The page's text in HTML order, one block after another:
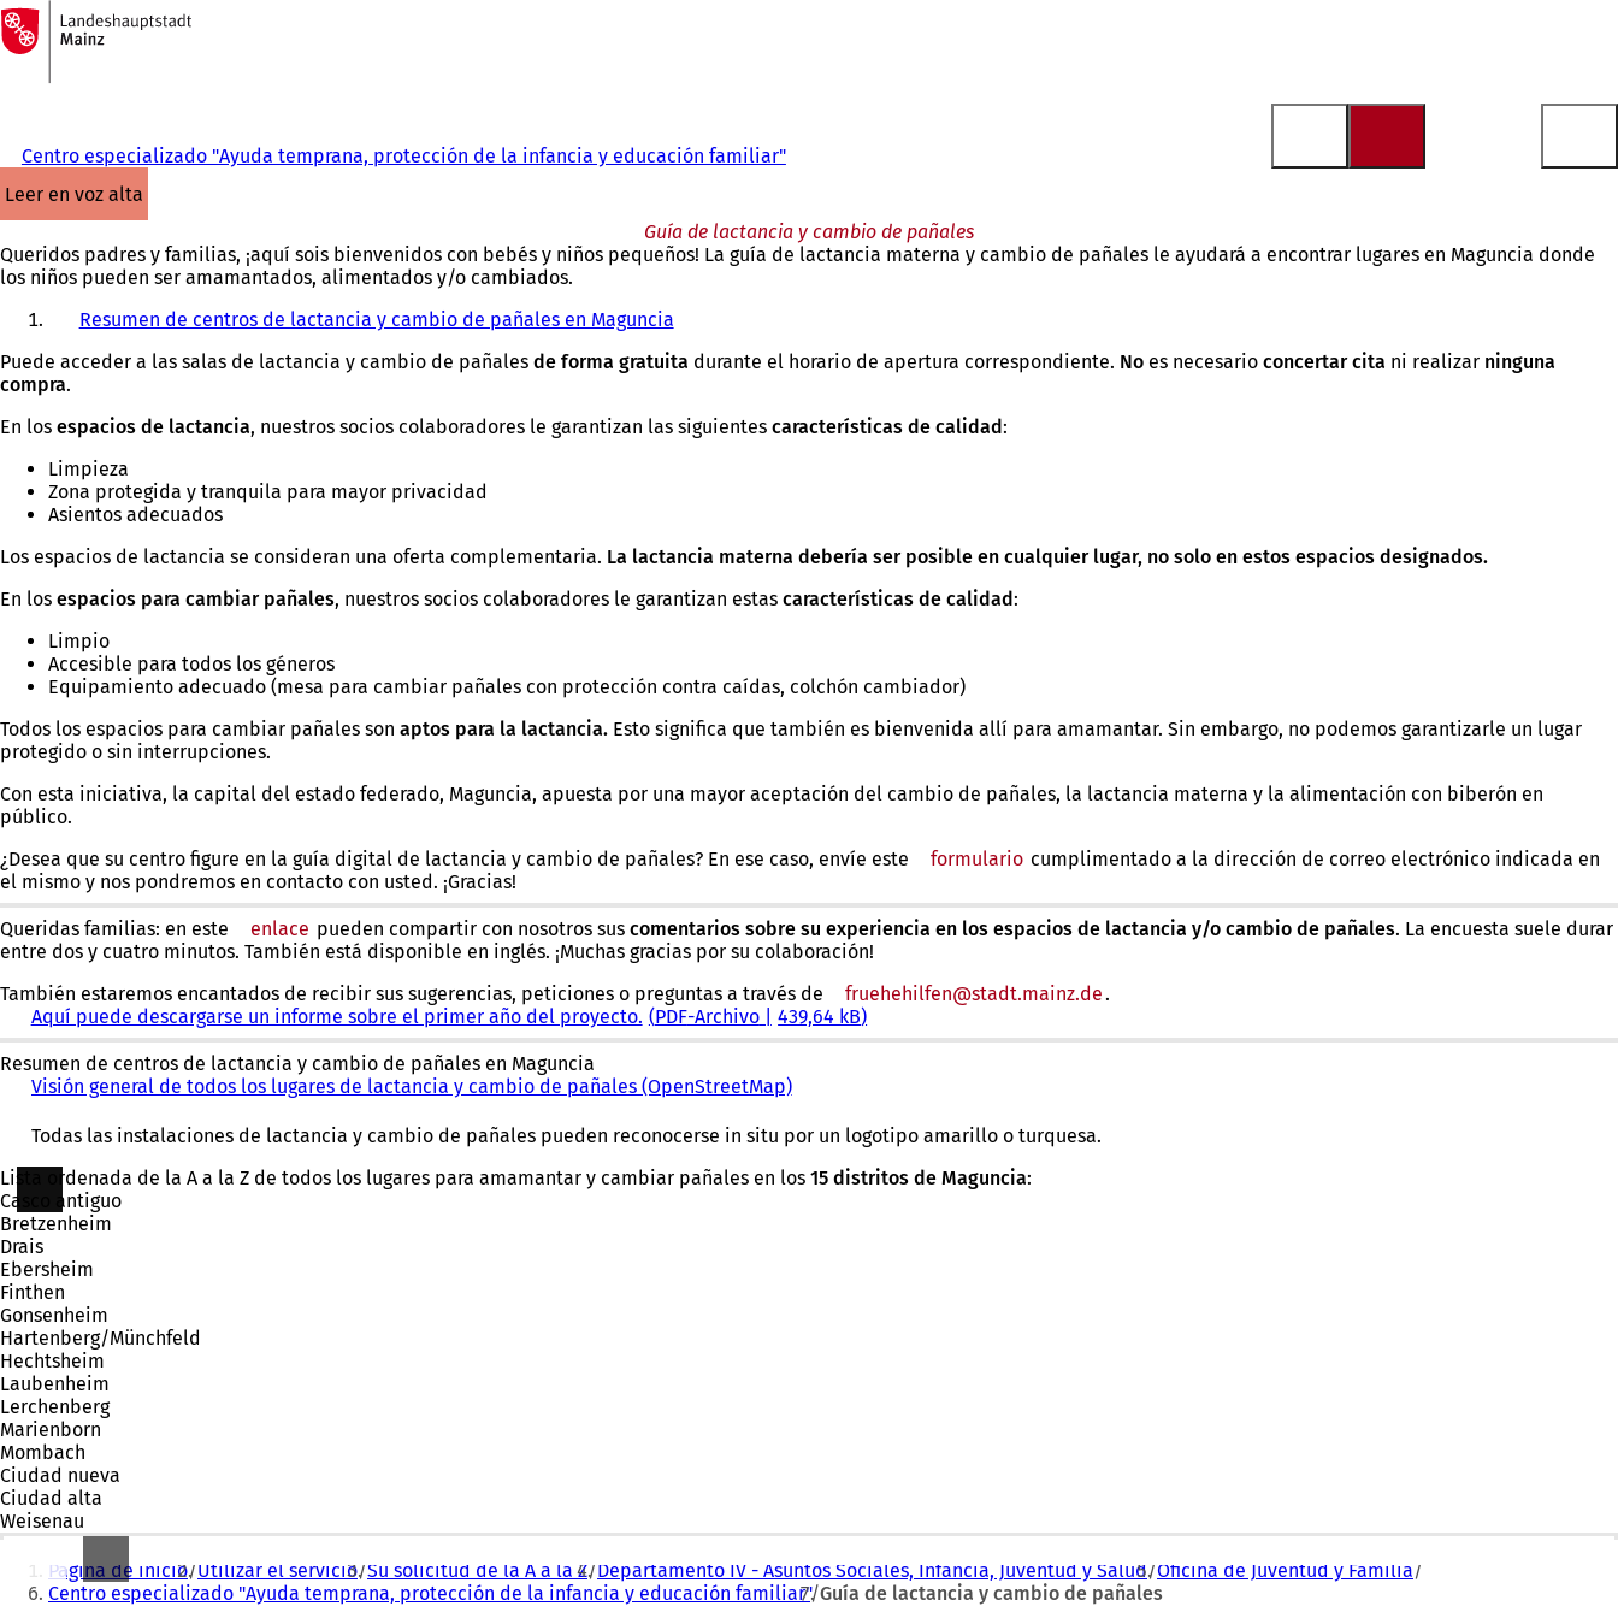
Saltar al contenido
A
la
página
Centro especializado "Ayuda temprana, protección de la infancia y educación familiar"
leer en voz alta
Guía de lactancia y cambio de pañales
Queridos padres y familias, ¡aquí sois bienvenidos con bebés y niños pequeños! La guía de lactancia materna y cambio de pañales le ayudará a encontrar lugares en Maguncia donde
los niños pueden ser amamantados, alimentados y/o cambiados.
Resumen de centros de lactancia y cambio de pañales en Maguncia
Puede acceder a las salas de lactancia y cambio de pañales de forma gratuita durante el horario de apertura correspondiente. No es necesario concertar cita ni realizar ninguna
compra.
En los espacios de lactancia, nuestros socios colaboradores le garantizan las siguientes características de calidad:
Limpieza
Zona protegida y tranquila para mayor privacidad
Asientos adecuados
Los espacios de lactancia se consideran una oferta complementaria. La lactancia materna debería ser posible en cualquier lugar, no solo en estos espacios designados.
En los espacios para cambiar pañales, nuestros socios colaboradores le garantizan estas características de calidad:
Limpio
Accesible para todos los géneros
Equipamiento adecuado (mesa para cambiar pañales con protección contra caídas, colchón cambiador)
Todos los espacios para cambiar pañales son aptos para la lactancia. Esto significa que también es bienvenida allí para amamantar. Sin embargo, no podemos garantizarle un lugar
protegido o sin interrupciones.
Con esta iniciativa, la capital del estado federado, Maguncia, apuesta por una mayor aceptación del cambio de pañales, la lactancia materna y la alimentación con biberón en
público.
¿Desea que su centro figure en la guía digital de lactancia y cambio de pañales? En ese caso, envíe este
formulario (Se
en
una
cumplimentado a la dirección de correo electrónico indicada en
el mismo y nos pondremos en contacto con usted. ¡Gracias!
Queridas familias: en este enlace (Se
abre
una
nueva
pestaña)
pueden compartir con nosotros sus comentarios sobre su experiencia en los espacios de lactancia y/o cambio de pañales. La encuesta suele durar
entre dos y cuatro minutos. También está disponible en inglés. ¡Muchas gracias por su colaboración!
También estaremos encantados de recibir sus sugerencias, peticiones o preguntas a través de
fruehehilfen stadt.mainz de.
Aquí puede descargarse un informe sobre el primer año del proyecto. PDF-Archivo 439,64 kB
Resumen de centros de lactancia y cambio de pañales en Maguncia
Visión general de todos los lugares de lactancia y cambio de pañales (OpenStreetMap)(
e
b
t
a
ñ
Todas las instalaciones de lactancia y cambio de pañales pueden reconocerse in situ por un logotipo amarillo o turquesa.
Lista ordenada de la A a la Z de todos los lugares para amamantar y cambiar pañales en los 15 distritos de Maguncia:
Casco antiguo
Bretzenheim
Drais
Ebersheim
Finthen
Gonsenheim
Hartenberg/Münchfeld
Hechtsheim
Laubenheim
Lerchenberg
Marienborn
Mombach
Ciudad nueva
Ciudad alta
Weisenau
Estás
aquí:
Página de inicio Utilizar el servicio Su solicitud de la A a la Z Departamento IV - Asuntos Sociales, Infancia, Juventud y Salud Oficina de Juventud y Familia
Centro especializado "Ayuda temprana, protección de la infancia y educación familiar" Guía de lactancia y cambio de pañales